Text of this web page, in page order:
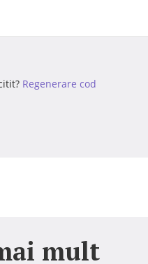
Regenerare cod
mult